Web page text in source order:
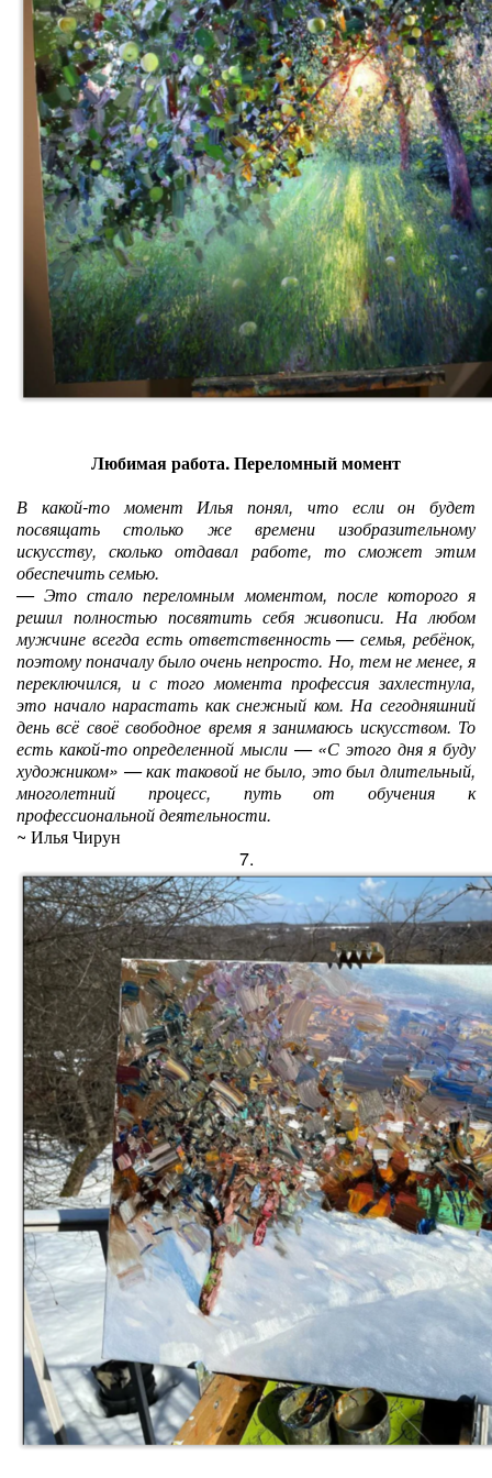
Любимая работа. Переломный момент
В какой-то момент Илья понял, что если он будет
посвящать столько же времени изобразительному
искусству, сколько отдавал работе, то сможет этим
обеспечить семью.
— Это стало переломным моментом, после которого я
решил полностью посвятить себя живописи. На любом
мужчине всегда есть ответственность — семья, ребёнок,
поэтому поначалу было очень непросто. Но, тем не менее, я
переключился, и с того момента профессия захлестнула,
это начало нарастать как снежный ком. На сегодняшний
день всё своё свободное время я занимаюсь искусством. То
есть какой-то определенной мысли — «С этого дня я буду
художником» — как таковой не было, это был длительный,
многолетний процесс, путь от обучения к
профессиональной деятельности.
~ Илья Чирун
7.